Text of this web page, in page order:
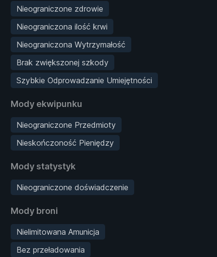
Nieograniczone zdrowie
Nieograniczona ilość krwi
Nieograniczona Wytrzymałość
Brak zwiększonej szkody
Szybkie Odprowadzanie Umiejętności
Mody ekwipunku
Nieograniczone Przedmioty
Nieskończoność Pieniędzy
Mody statystyk
Nieograniczone doświadczenie
Mody broni
Nielimitowana Amunicja
Bez przeładowania